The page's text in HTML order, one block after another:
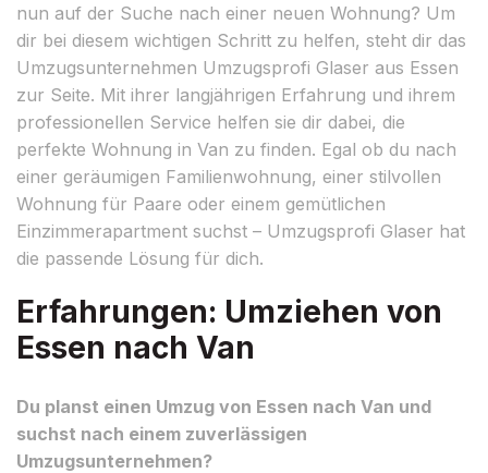
nun auf der Suche nach einer neuen Wohnung? Um
dir bei diesem wichtigen Schritt zu helfen, steht dir das
Umzugsunternehmen Umzugsprofi Glaser aus Essen
zur Seite. Mit ihrer langjährigen Erfahrung und ihrem
professionellen Service helfen sie dir dabei, die
perfekte Wohnung in Van zu finden. Egal ob du nach
einer geräumigen Familienwohnung, einer stilvollen
Wohnung für Paare oder einem gemütlichen
Einzimmerapartment suchst – Umzugsprofi Glaser hat
die passende Lösung für dich.
Erfahrungen: Umziehen von
Essen nach Van
Du planst einen Umzug von Essen nach Van und
suchst nach einem zuverlässigen
Umzugsunternehmen?